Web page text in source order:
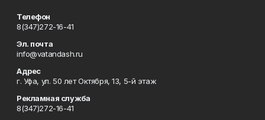
Телефон
8(347)272-16-41
Эл. почта
info@vatandash.ru
Адрес
г. Уфа, ул. 50 лет Октября, 13, 5-й этаж
Рекламная служба
8(347)272-16-41